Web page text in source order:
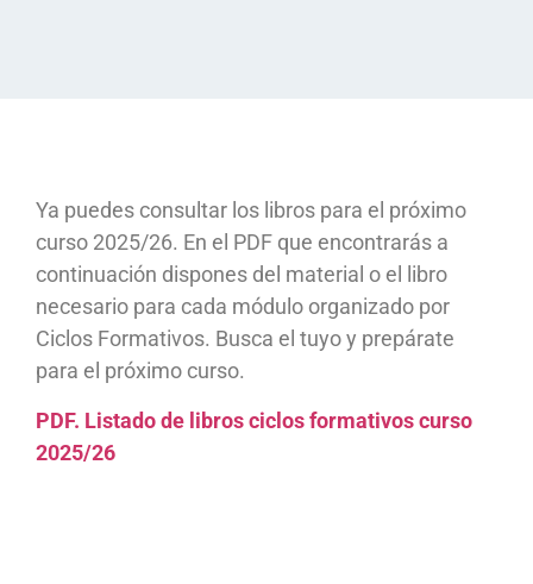
Ya puedes consultar los libros para el próximo
curso 2025/26. En el PDF que encontrarás a
continuación dispones del material o el libro
necesario para cada módulo organizado por
Ciclos Formativos. Busca el tuyo y prepárate
para el próximo curso.
PDF. Listado de libros ciclos formativos curso
2025/26